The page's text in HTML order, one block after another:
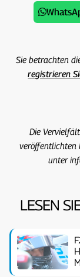
Sie betrachten
registrieren
Die
veröffentlichten
unter
LESEN